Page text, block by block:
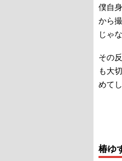
僕自
から
じゃ
その
も大
めて
椿ゆ